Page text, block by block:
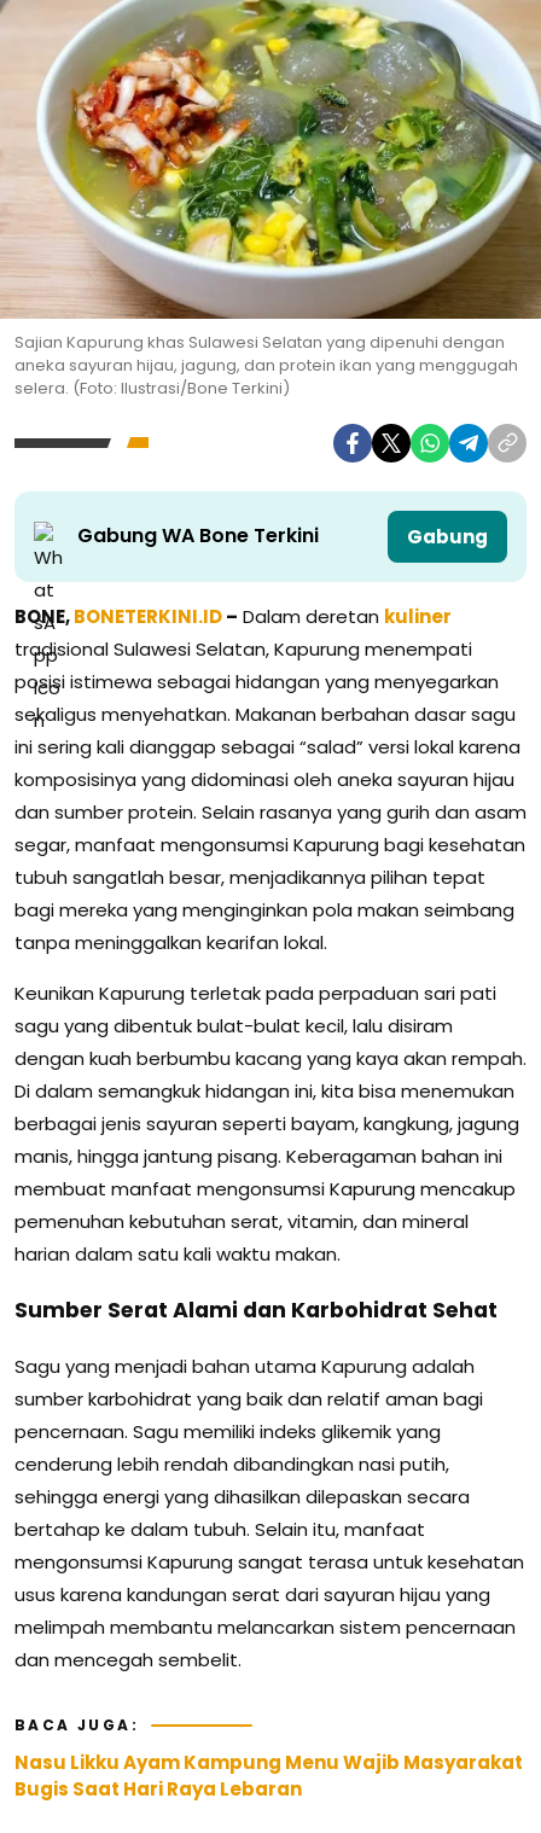
Sajian Kapurung khas Sulawesi Selatan yang dipenuhi dengan
aneka sayuran hijau, jagung, dan protein ikan yang menggugah
selera. (Foto: Ilustrasi/Bone Terkini)
Gabung WA Bone Terkini Gabung
BONE,BONETERKINI.ID– Dalam deretan kuliner
tradisional Sulawesi Selatan, Kapurung menempati
posisi istimewa sebagai hidangan yang menyegarkan
sekaligus menyehatkan. Makanan berbahan dasar sagu
ini sering kali dianggap sebagai “salad” versi lokal karena
komposisinya yang didominasi oleh aneka sayuran hijau
dan sumber protein. Selain rasanya yang gurih dan asam
segar, manfaat mengonsumsi Kapurung bagi kesehatan
tubuh sangatlah besar, menjadikannya pilihan tepat
bagi mereka yang menginginkan pola makan seimbang
tanpa meninggalkan kearifan lokal.
Keunikan Kapurung terletak pada perpaduan sari pati
sagu yang dibentuk bulat-bulat kecil, lalu disiram
dengan kuah berbumbu kacang yang kaya akan rempah.
Di dalam semangkuk hidangan ini, kita bisa menemukan
berbagai jenis sayuran seperti bayam, kangkung, jagung
manis, hingga jantung pisang. Keberagaman bahan ini
membuat manfaat mengonsumsi Kapurung mencakup
pemenuhan kebutuhan serat, vitamin, dan mineral
harian dalam satu kali waktu makan.
Sumber Serat Alami dan Karbohidrat Sehat
Sagu yang menjadi bahan utama Kapurung adalah
sumber karbohidrat yang baik dan relatif aman bagi
pencernaan. Sagu memiliki indeks glikemik yang
cenderung lebih rendah dibandingkan nasi putih,
sehingga energi yang dihasilkan dilepaskan secara
bertahap ke dalam tubuh. Selain itu, manfaat
mengonsumsi Kapurung sangat terasa untuk kesehatan
usus karena kandungan serat dari sayuran hijau yang
melimpah membantu melancarkan sistem pencernaan
dan mencegah sembelit.
BACA JUGA:
Nasu Likku Ayam Kampung Menu Wajib Masyarakat
Bugis Saat Hari Raya Lebaran